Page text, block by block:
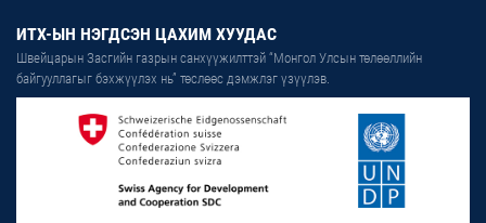
ИТХ-ЫН НЭГДСЭН ЦАХИМ ХУУДАС
Швейцарын Засгийн газрын санхүүжилттэй “Монгол Улсын төлөөллийн
байгууллагыг бэхжүүлэх нь” төслөөс дэмжлэг үзүүлэв.